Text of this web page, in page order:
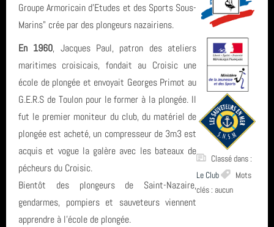
Calendrier
Horaire des marées
Espace privé GAP - Encadrants et Directeurs de plongée 🐠
Catégories
Le Club (27)
Entrainement (4)
Derniers articles
Groupe Armoricain d'Etudes et des Sports Sous-
Marins" crée par des plongeurs nazairiens.
En 1960, Jacques Paul, patron des ateliers
maritimes croisicais, fondait au Croisic une
école de plongée et envoyait Georges Primot au
G.E.R.S de Toulon pour le former à la plongée. Il
fut le premier moniteur du club, du matériel de
plongée est acheté, un compresseur de 3m3 est
acquis et vogue la galère avec les bateaux de
pécheurs du Croisic.
Bientôt des plongeurs de Saint-Nazaire,
gendarmes, pompiers et sauveteurs viennent
apprendre à l'école de plongée.
Classé dans :
Le Club
Mots
clés : aucun